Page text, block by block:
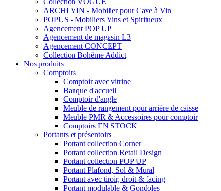
Collection VOGUE
ARCHI VIN - Mobilier pour Cave à Vin
POPUS - Mobiliers Vins et Spiritueux
Agencement POP UP
Agencement de magasin L3
Agencement CONCEPT
Collection Bohême Addict
Nos produits
Comptoirs
Comptoir avec vitrine
Banque d'accueil
Comptoir d'angle
Meuble de rangement pour arrière de caisse
Meuble PMR & Accessoires pour comptoir
Comptoirs EN STOCK
Portants et présentoirs
Portant collection Corner
Portant collection Retail Design
Portant collection POP UP
Portant Plafond, Sol & Mural
Portant avec tiroir, droit & facing
Portant modulable & Gondoles